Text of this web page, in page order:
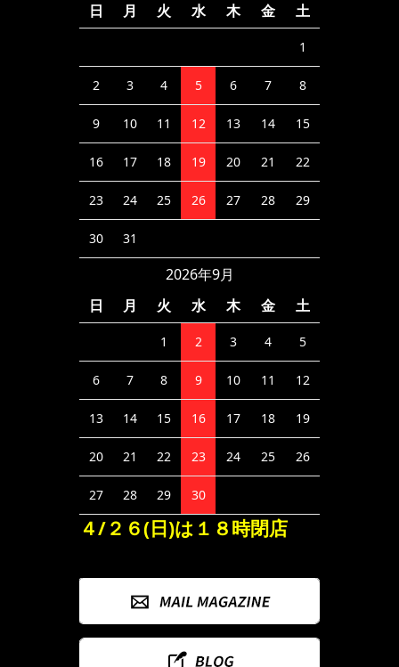
日
月 火 水 木 金 土
1
2 3 4 5 6 7 8
9 10 11 12 13 14 15
16 17 18 19 20 21 22
23 24 25 26 27 28 29
30 31
2026年9月
日
月 火 水 木 金 土
1 2 3 4 5
6 7 8 9 10 11 12
13 14 15 16 17 18 19
20 21 22 23 24 25 26
27 28 29 30
４/２６(日)は１８時閉店